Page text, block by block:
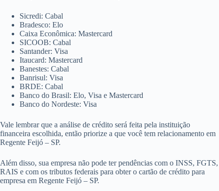
Sicredi: Cabal
Bradesco: Elo
Caixa Econômica: Mastercard
SICOOB: Cabal
Santander: Visa
Itaucard: Mastercard
Banestes: Cabal
Banrisul: Visa
BRDE: Cabal
Banco do Brasil: Elo, Visa e Mastercard
Banco do Nordeste: Visa
Vale lembrar que a análise de crédito será feita pela instituição
financeira escolhida, então priorize a que você tem relacionamento em
Regente Feijó – SP.
Além disso, sua empresa não pode ter pendências com o INSS, FGTS,
RAIS e com os tributos federais para obter o cartão de crédito para
empresa em Regente Feijó – SP.